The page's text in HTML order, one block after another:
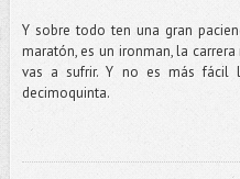
Y sobre todo ten una gran
maratón, es un ironman, la
vas a sufrir. Y no es más fácil
decimoquinta.